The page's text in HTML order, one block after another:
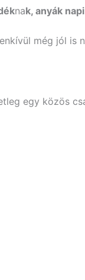
nak, anyák
még jól is
egy közös